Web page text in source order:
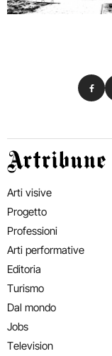
Artribune
Arti visive
Progetto
Professioni
Arti performative
Editoria
Turismo
Dal mondo
Jobs
Television